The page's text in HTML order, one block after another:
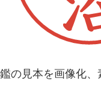
の見本を画像化、